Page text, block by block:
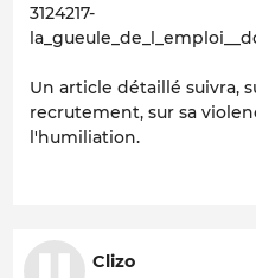
3124217-
Un article détaillé suivra,
recrutement, sur sa
l'humiliation.
Clizo